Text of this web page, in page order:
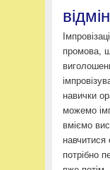
промова,
навички
можемо
вміємо
потрібно